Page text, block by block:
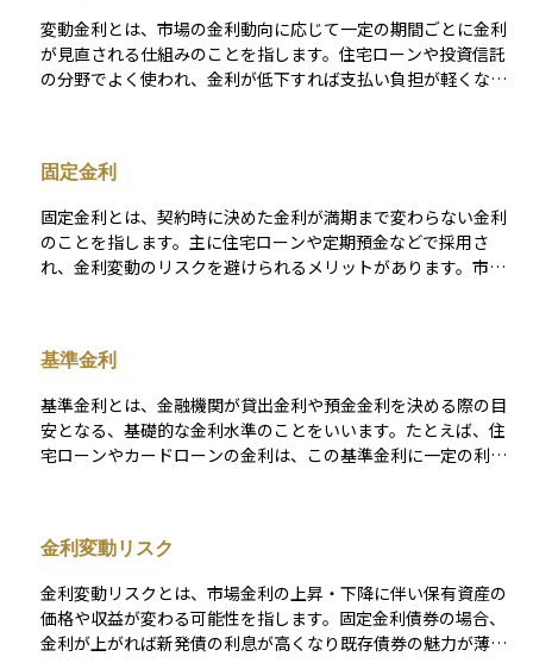
変動金利とは、市場の金利動向に応じて一定の期間ごとに金利
が見直される仕組みのことを指します。住宅ローンや投資信託
の分野でよく使われ、金利が低下すれば支払い負担が軽くなる
固定金利
固定金利とは、契約時に決めた金利が満期まで変わらない金利
のことを指します。主に住宅ローンや定期預金などで採用さ
れ、金利変動のリスクを避けられるメリットがあります。市場
基準金利
基準金利とは、金融機関が貸出金利や預金金利を決める際の目
安となる、基礎的な金利水準のことをいいます。たとえば、住
宅ローンやカードローンの金利は、この基準金利に一定の利幅
利として使われます。 特に住宅ローンでは、変動金利型の商品
において基準金利が変動することで返済額も見直されるため、
金利動向に敏感になる必要があります。初心者の方にとって
は、「どんな金利がどう決まるのか」を理解する入口として、
基準金利という考え方を押さえておくことがとても重要です。
金利変動リスク
金利変動リスクとは、市場金利の上昇・下降に伴い保有資産の
価格や収益が変わる可能性を指します。固定金利債券の場合、
金利が上がれば新発債の利息が高くなり既存債券の魅力が薄れ